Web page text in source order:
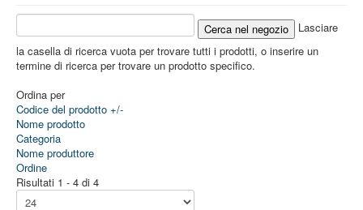
Lasciare
la casella di ricerca vuota per trovare tutti i prodotti, o inserire un
termine di ricerca per trovare un prodotto specifico.
Ordina per
Codice del prodotto +/-
Nome prodotto
Categoria
Nome produttore
Ordine
Risultati 1 - 4 di 4